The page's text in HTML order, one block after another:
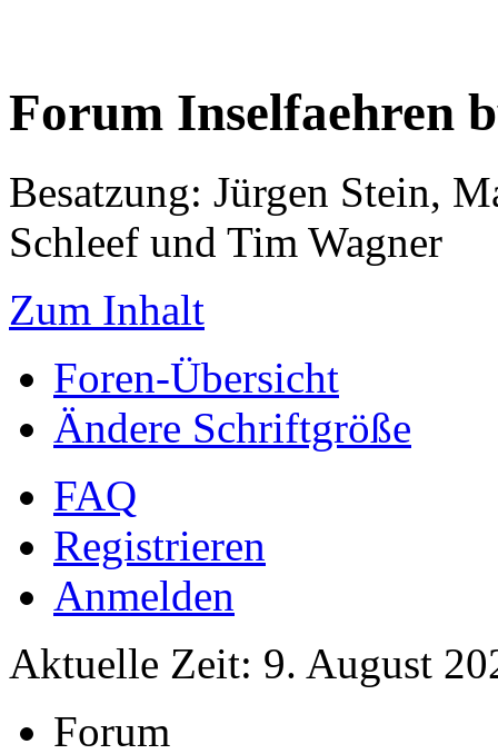
Forum Inselfaehren
Besatzung: Jürgen Stein,
Schleef und Tim Wagner
Zum Inhalt
Foren-Übersicht
Ändere Schriftgröße
FAQ
Registrieren
Anmelden
Aktuelle Zeit: 9. August
Forum